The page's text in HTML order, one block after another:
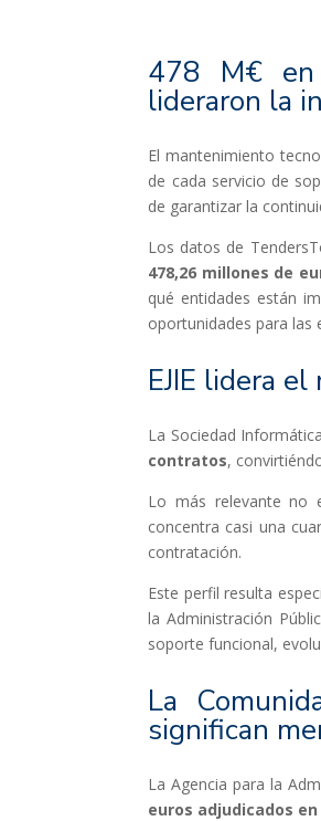
478 M€ en
lideraron la
El mantenimiento
de cada servicio de
de garantizar la
Los datos de
478,26 millones de
qué entidades están
oportunidades para las
EJIE lidera
La Sociedad
contratos,
Lo más relevante no
concentra casi una
contratación.
Este perfil resulta
la Administración
soporte funcional,
La
significan
La Agencia para la
euros adjudicados